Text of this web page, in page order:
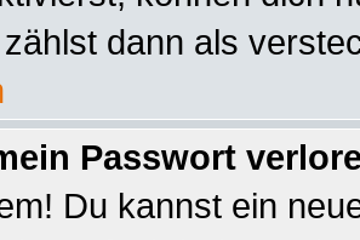
dann als
Passwort
Du kannst ein